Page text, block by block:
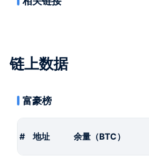
链上数据
富豪榜
# 地址 余量（BTC）